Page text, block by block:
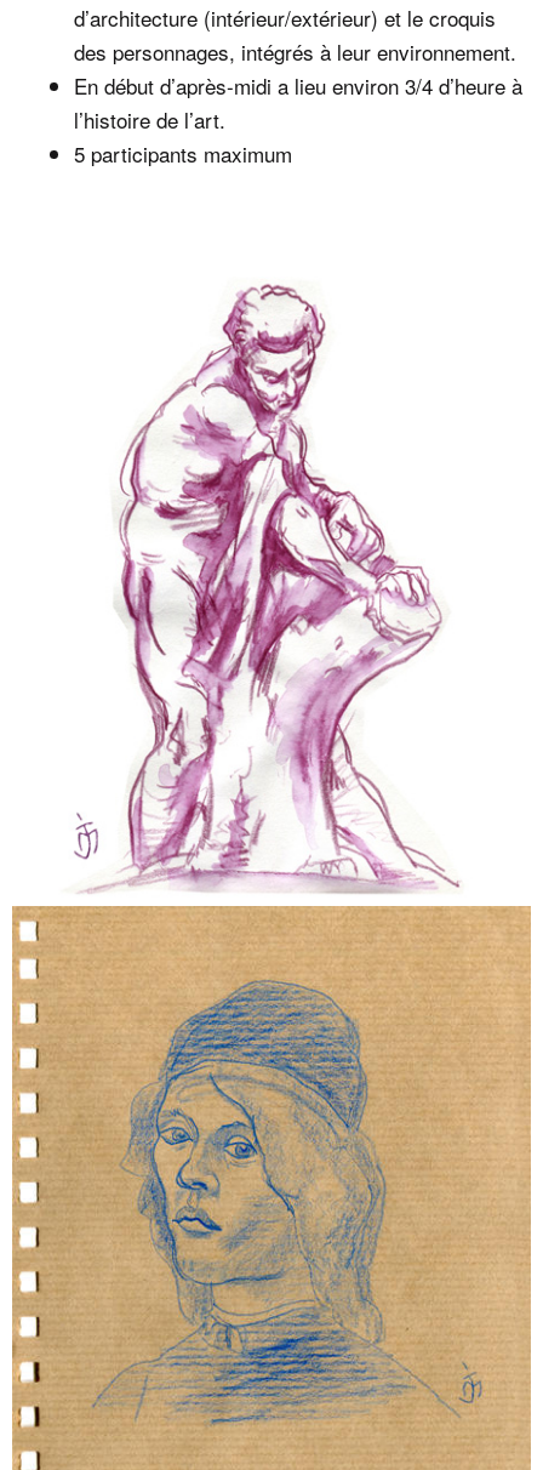
d’architecture (intérieur/extérieur) et le croquis
des personnages, intégrés à leur environnement.
En début d’après-midi a lieu environ 3/4 d’heure à
l’histoire de l’art.
5 participants maximum